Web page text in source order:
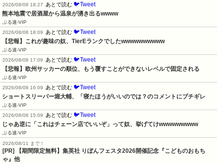
2026/08/08 18:27
あとで読む 🐦Tweet
熊本地震で居酒屋から温泉が湧き出るwwww
ぶる速-VIP
2026/08/08 18:09
あとで読む 🐦Tweet
【悲報】これが趣味の奴、TierEランクでしたwwwwwwwwww
ぶる速-VIP
2026/08/08 17:09
あとで読む 🐦Tweet
【悲報】欧州サッカーの順位、もう覆すことができないレベルで固定される
ぶる速-VIP
2026/08/08 16:09
あとで読む 🐦Tweet
ショートスリーパー堀大輔、「寝たほうがいいのでは？のコメントにブチギレ
ぶる速-VIP
2026/08/08 15:09
あとで読む 🐦Tweet
じゃあ逆に「これはチェーン店でいいぞ」って奴、挙げてけwwwwwwwww
ぶる速-VIP
2026/08/11 まで！
[PR] 【期間限定無料】集英社 りぼんフェスタ2026開催記念『こどものおもち
ゃ』他